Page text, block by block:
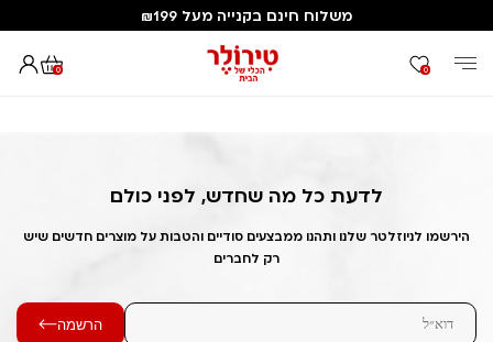
משלוח חינם בקנייה מעל ₪199
0 0
דף הבית Out of Stock Alert 2025/05/05 1746424236
לדעת כל מה שחדש, לפני כולם
הירשמו לניוזלטר שלנו ותהנו ממבצעים סודיים והטבות על מוצרים חדשים שיש
רק לחברים
הרשמה